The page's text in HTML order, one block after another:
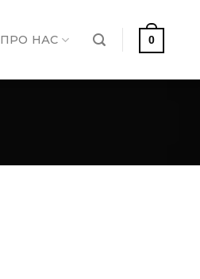
ПРО НАС 0